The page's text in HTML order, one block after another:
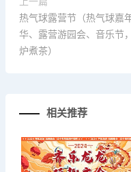
上一篇
热气球露营节（热气球嘉
华、露营游园会、音乐节
炉煮茶）
相关推荐